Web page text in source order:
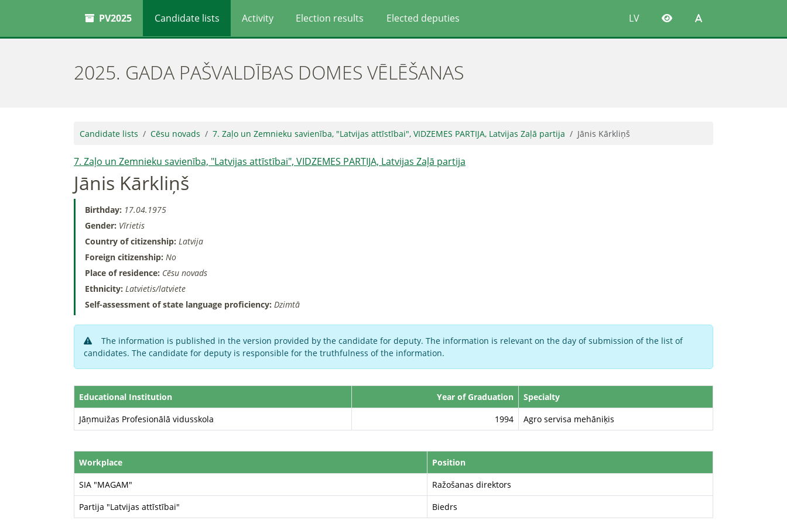
PV2025 Candidate lists Activity Election results Elected deputies LV
2025. GADA PAŠVALDĪBAS DOMES VĒLĒŠANAS
Candidate lists Cēsu novads 7. Zaļo un Zemnieku savienība, "Latvijas attīstībai", VIDZEMES PARTIJA, Latvijas Zaļā partija Jānis Kārkliņš
7. Zaļo un Zemnieku savienība, "Latvijas attīstībai", VIDZEMES PARTIJA, Latvijas Zaļā partija
Jānis Kārkliņš
Birthday: 17.04.1975
Gender: Vīrietis
Country of citizenship: Latvija
Foreign citizenship: No
Place of residence: Cēsu novads
Ethnicity: Latvietis/latviete
Self-assessment of state language proficiency: Dzimtā
The information is published in the version provided by the candidate for deputy. The information is relevant on the day of submission of the list of
candidates. The candidate for deputy is responsible for the truthfulness of the information.
Educational Institution Year of Graduation
Specialty
Jāņmuižas Profesionālā vidusskola
1994 Agro servisa mehāniķis
Workplace
Position
SIA "MAGAM"
Ražošanas direktors
Partija "Latvijas attīstībai"
Biedrs